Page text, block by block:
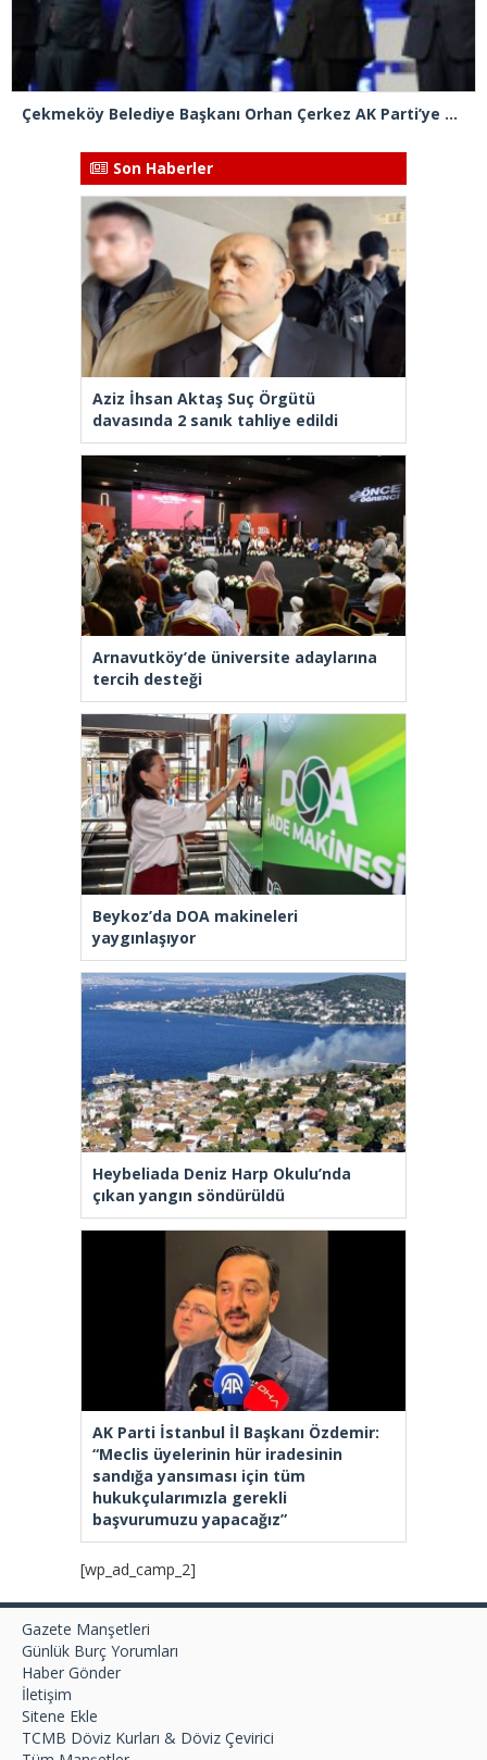
Çekmeköy Belediye Başkanı Orhan Çerkez AK Parti’ye katıldı
Son Haberler
Aziz İhsan Aktaş Suç Örgütü
davasında 2 sanık tahliye edildi
Arnavutköy’de üniversite adaylarına
tercih desteği
Beykoz’da DOA makineleri
yaygınlaşıyor
Heybeliada Deniz Harp Okulu’nda
çıkan yangın söndürüldü
AK Parti İstanbul İl Başkanı Özdemir:
“Meclis üyelerinin hür iradesinin
sandığa yansıması için tüm
hukukçularımızla gerekli
başvurumuzu yapacağız”
[wp_ad_camp_2]
Gazete Manşetleri
Günlük Burç Yorumları
Haber Gönder
İletişim
Sitene Ekle
TCMB Döviz Kurları & Döviz Çevirici